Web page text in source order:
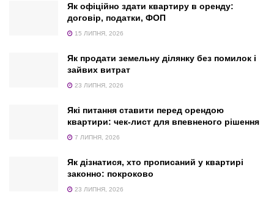
Як офіційно здати квартиру в оренду:
договір, податки, ФОП
15 ЛИПНЯ, 2026
Як продати земельну ділянку без помилок і
зайвих витрат
23 ЛИПНЯ, 2026
Які питання ставити перед орендою
квартири: чек-лист для впевненого рішення
7 ЛИПНЯ, 2026
Як дізнатися, хто прописаний у квартирі
законно: покроково
23 ЛИПНЯ, 2026